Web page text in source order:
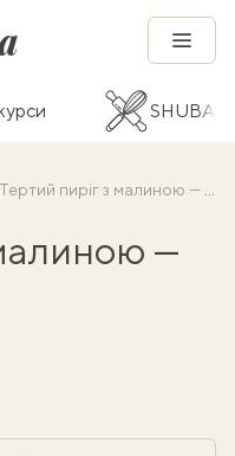
SHUBA
Тертий пиріг з малиною — рецепт на олії
—